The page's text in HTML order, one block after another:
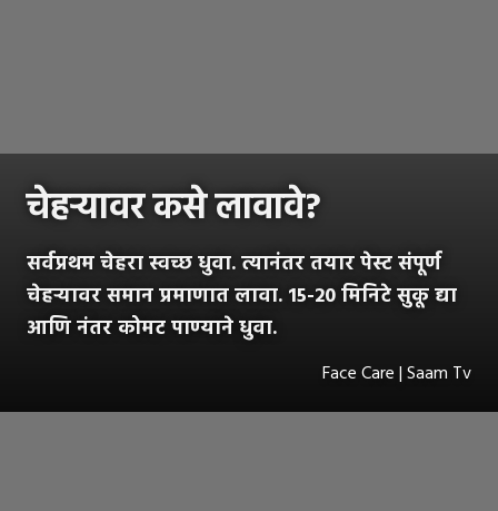
चेहऱ्यावर कसे लावावे?
सर्वप्रथम चेहरा स्वच्छ धुवा. त्यानंतर तयार पेस्ट संपूर्ण
चेहऱ्यावर समान प्रमाणात लावा. 15-20 मिनिटे सुकू द्या
आणि नंतर कोमट पाण्याने धुवा.
Face Care | Saam Tv